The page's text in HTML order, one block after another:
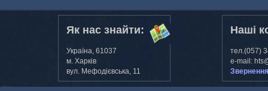
Як нас знайти:
Україна, 61037
м. Харкiв
вул. Мефодiєвська, 11
Наші
тел.(057)
e-mail: